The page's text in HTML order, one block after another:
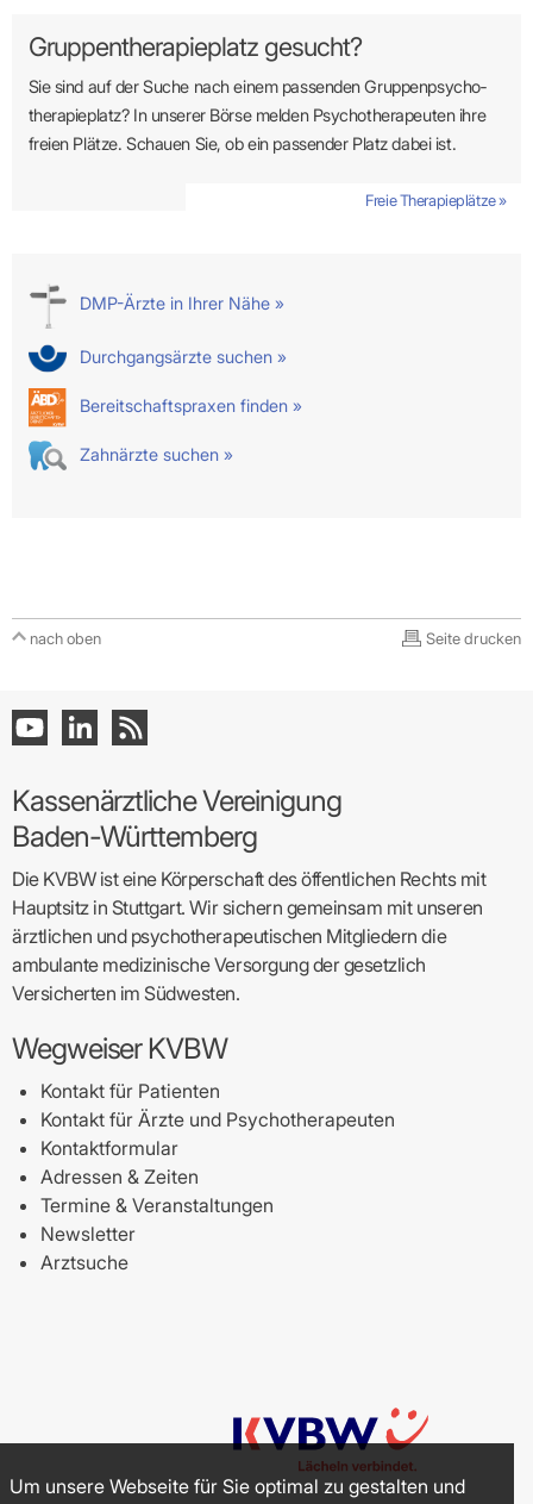
Gruppentherapieplatz gesucht?
Sie sind auf der Suche nach einem passenden Gruppen­psycho­
therapie­platz? In unserer Börse melden Psycho­­thera­­peuten ihre
freien Plätze. Schauen Sie, ob ein passender Platz dabei ist.
Freie Therapieplätze »
DMP-Ärzte in Ihrer Nähe »
Durchgangsärzte suchen »
Bereitschaftspraxen finden »
Zahnärzte suchen »
nach oben Seite drucken
Kassenärztliche Vereinigung
Baden-Württemberg
Die KVBW ist eine Körperschaft des öffentlichen Rechts mit
Hauptsitz in Stuttgart. Wir sichern gemeinsam mit unseren
ärztlichen und psychotherapeutischen Mitgliedern die
ambulante medizinische Versorgung der gesetzlich
Versicherten im Südwesten.
Wegweiser KVBW
Kontakt für Patienten
Kontakt für Ärzte und Psychotherapeuten
Kontaktformular
Adressen & Zeiten
Termine & Veranstaltungen
Newsletter
Arztsuche
Um unsere Webseite für Sie optimal zu gestalten und